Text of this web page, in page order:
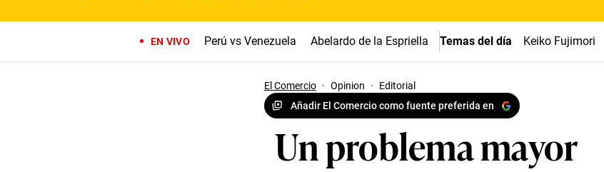
EN VIVO Perú vs Venezuela Abelardo de la Espriella Temas del día Keiko Fujimori
El Comercio · Opinion ·
Editorial
Añadir El Comercio como fuente preferida en
Un problema mayor